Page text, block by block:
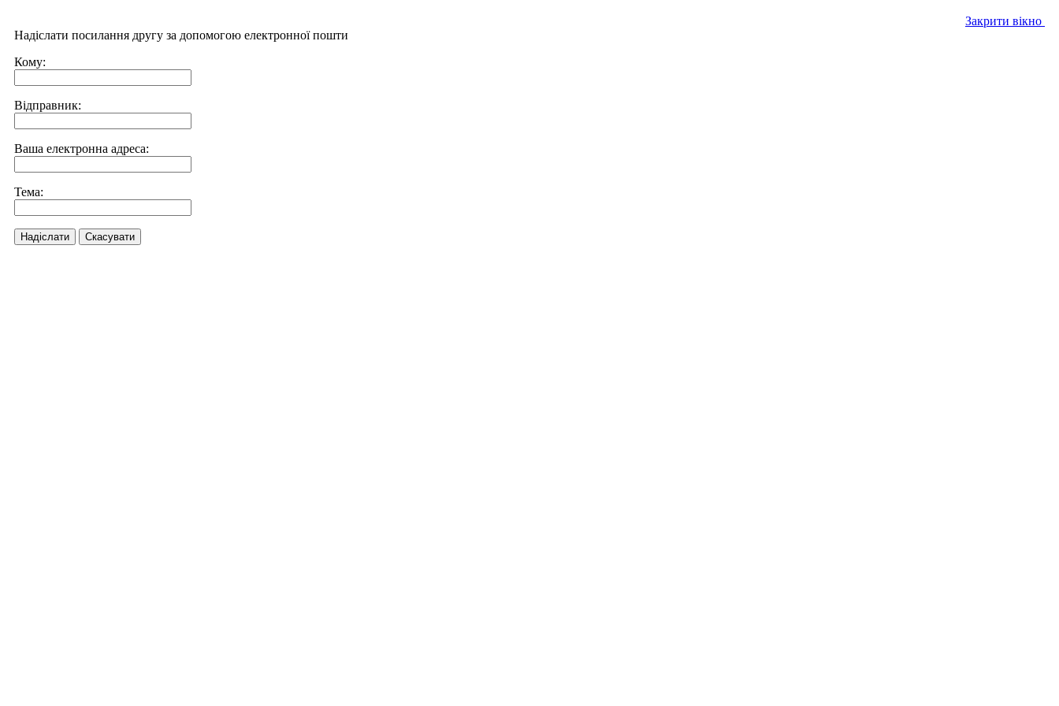
Закрити вікно
Надіслати посилання другу за допомогою електронної пошти
Кому:
Відправник:
Ваша електронна адреса:
Тема:
Надіслати Скасувати